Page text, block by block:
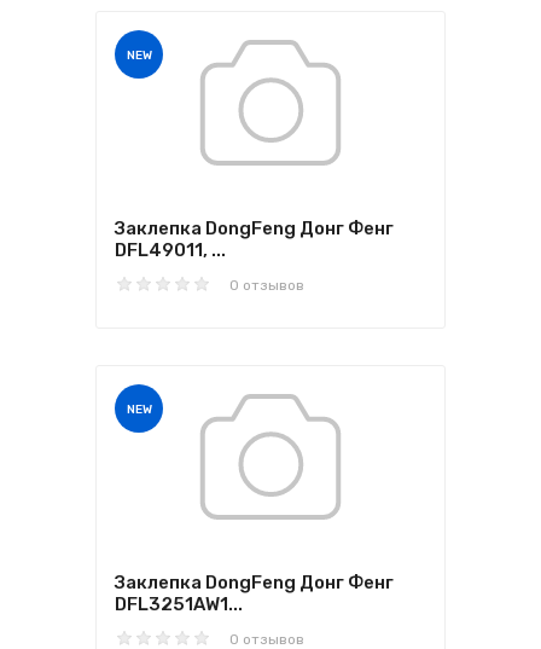
NEW
Заклепка DongFeng Донг Фенг
DFL49011, ...
0 отзывов
NEW
Заклепка DongFeng Донг Фенг
DFL3251AW1...
0 отзывов